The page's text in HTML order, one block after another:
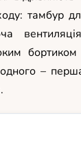
тамбур
–